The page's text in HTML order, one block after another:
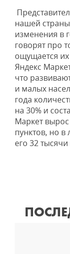
нашей
изменения в
говорят про
ощущается
Яндекс
что
и малых
года
на 30% и
Маркет вырос
пунктов, но в
его 32